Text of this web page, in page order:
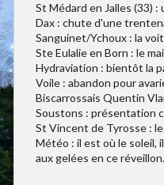
St Médard en Jalles (33)
Dax : chute d'une
Sanguinet/Ychoux : la
Ste Eulalie en Born : le
Hydraviation : bientôt la
Voile : abandon pour
Biscarrossais Quentin
Soustons : présentation
St Vincent de Tyrosse :
Météo : il est où le soleil,
aux gelées en ce réveillon.